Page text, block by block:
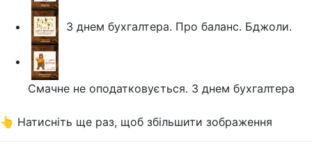
З днем бухгалтера. Про баланс. Бджоли.
Смачне не оподатковується. З днем бухгалтера
👆 Натисніть ще раз, щоб збільшити зображення